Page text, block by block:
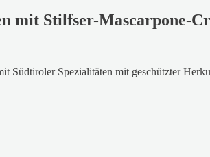
mit Stilfser-Mascarpone-
Südtiroler Spezialitäten mit geschützter